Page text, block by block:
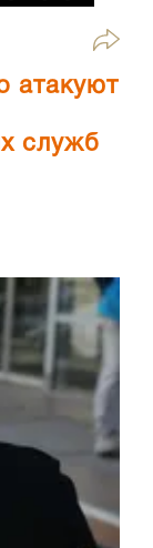
атакуют
служб